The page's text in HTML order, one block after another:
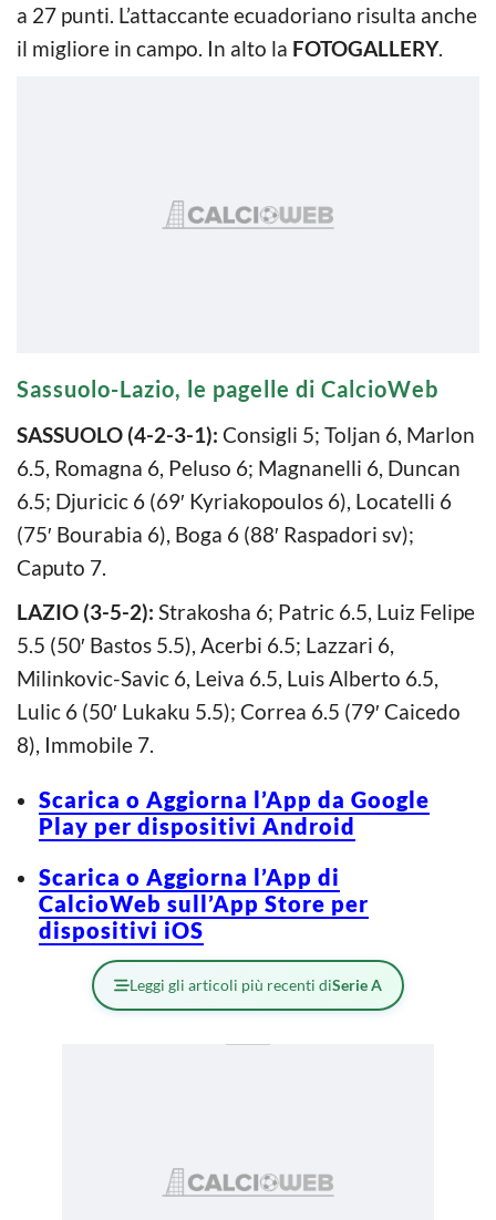
a 27 punti. L’attaccante ecuadoriano risulta anche
il migliore in campo. In alto la FOTOGALLERY.
Sassuolo-Lazio, le pagelle di CalcioWeb
SASSUOLO (4-2-3-1): Consigli 5; Toljan 6, Marlon
6.5, Romagna 6, Peluso 6; Magnanelli 6, Duncan
6.5; Djuricic 6 (69′ Kyriakopoulos 6), Locatelli 6
(75′ Bourabia 6), Boga 6 (88′ Raspadori sv);
Caputo 7.
LAZIO (3-5-2): Strakosha 6; Patric 6.5, Luiz Felipe
5.5 (50′ Bastos 5.5), Acerbi 6.5; Lazzari 6,
Milinkovic-Savic 6, Leiva 6.5, Luis Alberto 6.5,
Lulic 6 (50′ Lukaku 5.5); Correa 6.5 (79′ Caicedo
8), Immobile 7.
Scarica o Aggiorna l’App da Google
Play per dispositivi Android
Scarica o Aggiorna l’App di
CalcioWeb sull’App Store per
dispositivi iOS
Leggi gli articoli più recenti diSerie A